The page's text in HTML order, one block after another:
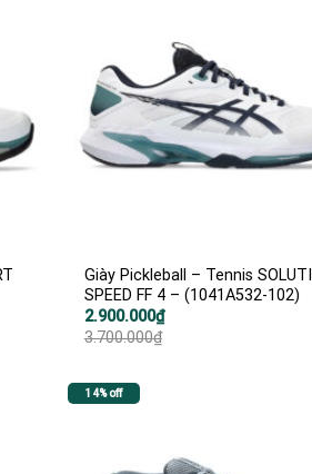
Giày Pickleball – Tennis
SPEED FF 4 – (1041A532-102)
3.700.000₫
Giá
gốc
là:
2.900.000₫
Giá
hiện
tại
14% off